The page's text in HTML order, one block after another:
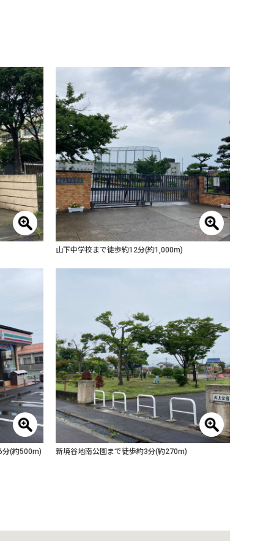
山下中学校まで徒歩約12分(約1,000m)
(約500m) 新境谷地南公園まで徒歩約3分(約270m)